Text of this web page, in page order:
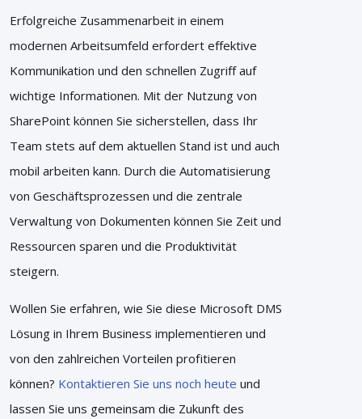
Erfolgreiche Zusammenarbeit in einem
modernen Arbeitsumfeld erfordert effektive
Kommunikation und den schnellen Zugriff auf
wichtige Informationen. Mit der Nutzung von
SharePoint können Sie sicherstellen, dass Ihr
Team stets auf dem aktuellen Stand ist und auch
mobil arbeiten kann. Durch die Automatisierung
von Geschäftsprozessen und die zentrale
Verwaltung von Dokumenten können Sie Zeit und
Ressourcen sparen und die Produktivität
steigern.
Wollen Sie erfahren, wie Sie diese Microsoft DMS
Lösung in Ihrem Business implementieren und
von den zahlreichen Vorteilen profitieren
können? Kontaktieren Sie uns noch heute und
lassen Sie uns gemeinsam die Zukunft des